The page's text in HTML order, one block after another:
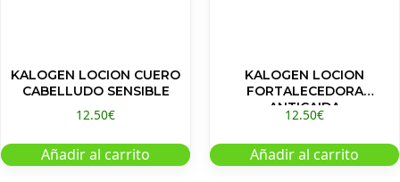
KALOGEN LOCION CUERO
CABELLUDO SENSIBLE
12.50€
Añadir al carrito
KALOGEN LOCION
FORTALECEDORA
ANTICAIDA
12.50€
Añadir al carrito